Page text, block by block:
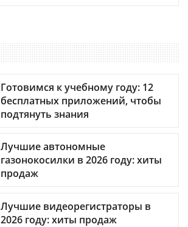
Готовимся к учебному году: 12
бесплатных приложений, чтобы
подтянуть знания
Лучшие автономные
газонокосилки в 2026 году: хиты
продаж
Лучшие видеорегистраторы в
2026 году: хиты продаж